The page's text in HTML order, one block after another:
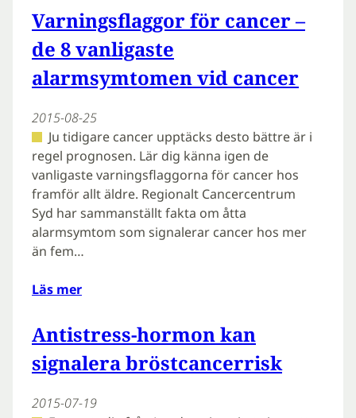
Varningsflaggor för cancer –
de 8 vanligaste
alarmsymtomen vid cancer
2015-08-25
Ju tidigare cancer upptäcks desto bättre är i
regel prognosen. Lär dig känna igen de
vanligaste varningsflaggorna för cancer hos
framför allt äldre. Regionalt Cancercentrum
Syd har sammanställt fakta om åtta
alarmsymtom som signalerar cancer hos mer
än fem…
Läs mer
Antistress-hormon kan
signalera bröstcancerrisk
2015-07-19